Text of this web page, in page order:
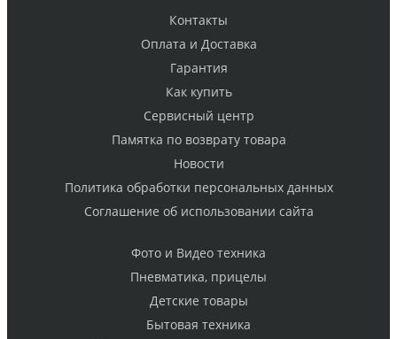
Контакты
Оплата и Доставка
Гарантия
Как купить
Cервисный центр
Памятка по возврату товара
Новости
Политика обработки персональных данных
Cоглашение об использовании сайта
Фото и Видео техника
Пневматика, прицелы
Детские товары
Бытовая техника